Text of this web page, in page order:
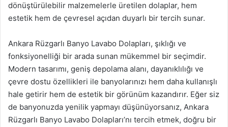
dönüştürülebilir malzemelerle üretilen dolaplar, hem
estetik hem de çevresel açıdan duyarlı bir tercih sunar.
Ankara Rüzgarlı Banyo Lavabo Dolapları, şıklığı ve
fonksiyonelliği bir arada sunan mükemmel bir seçimdir.
Modern tasarımı, geniş depolama alanı, dayanıklılığı ve
çevre dostu özellikleri ile banyolarınızı hem daha kullanışlı
hale getirir hem de estetik bir görünüm kazandırır. Eğer siz
de banyonuzda yenilik yapmayı düşünüyorsanız, Ankara
Rüzgarlı Banyo Lavabo Dolapları’nı tercih etmek, doğru bir